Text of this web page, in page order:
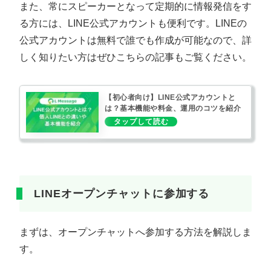
また、常にスピーカーとなって定期的に情報発信をす
る方には、LINE公式アカウントも便利です。LINEの
公式アカウントは無料で誰でも作成が可能なので、詳
しく知りたい方はぜひこちらの記事もご覧ください。
【初心者向け】LINE公式アカウントと
は？基本機能や料金、運用のコツを紹介
LINEオープンチャットに参加する
まずは、オープンチャットへ参加する方法を解説しま
す。